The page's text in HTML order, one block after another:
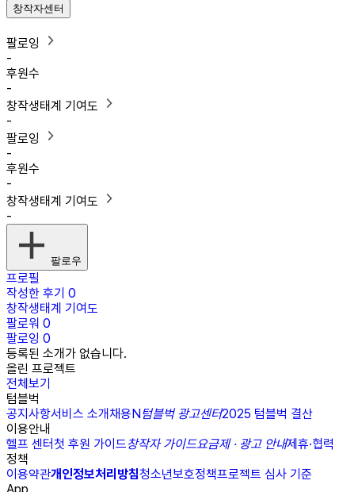
창작자센터
팔로잉
-
후원수
-
창작생태계 기여도
-
팔로잉
-
후원수
-
창작생태계 기여도
-
팔로우
프로필
작성한 후기 0
창작생태계 기여도
팔로워 0
팔로잉 0
등록된 소개가 없습니다.
올린 프로젝트
전체보기
텀블벅
공지사항서비스 소개채용N텀블벅 광고센터2025 텀블벅 결산
이용안내
헬프 센터첫 후원 가이드창작자 가이드요금제 · 광고 안내제휴·협력
정책
이용약관개인정보처리방침청소년보호정책프로젝트 심사 기준
App